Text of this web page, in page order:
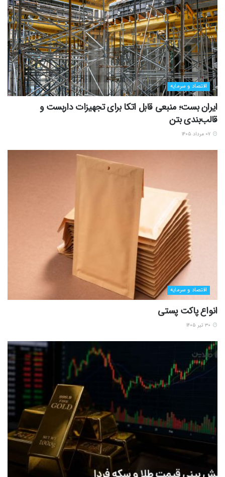
اقتصاد و سرمایه
ایران بست؛ منبعی قابل اتکا برای تجهیزات داربست و
قالب‌بندی بتن
اقتصاد و سرمایه
انواع پاکت پستی